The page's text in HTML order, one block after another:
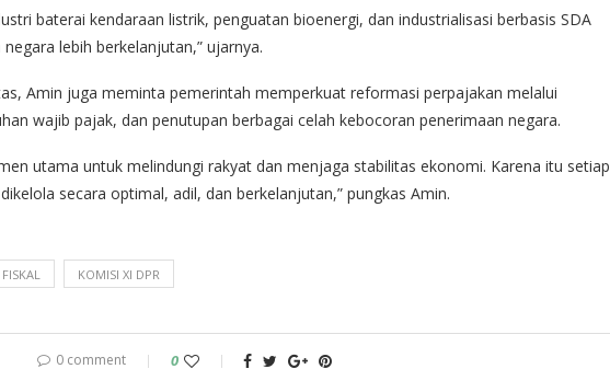
baterai kendaraan listrik, penguatan bioenergi, dan industrialisasi berbasis SDA
lebih berkelanjutan,” ujarnya.
Amin juga meminta pemerintah memperkuat reformasi perpajakan melalui
wajib pajak, dan penutupan berbagai celah kebocoran penerimaan negara.
utama untuk melindungi rakyat dan menjaga stabilitas ekonomi. Karena itu setiap
secara optimal, adil, dan berkelanjutan,” pungkas Amin.
KOMISI XI DPR
0 comment 0